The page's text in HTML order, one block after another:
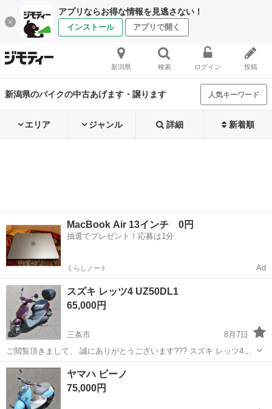
アプリならお得な情報を見逃さない！
インストール アプリで開く
新潟県 検索 ログイン 投稿
新潟県のバイクの中古あげます・譲ります 人気キーワード
エリア ジャンル 詳細 新着順
MacBook Air 13インチ 0円
抽選でプレゼント！応募は1分
くらしノート Ad
スズキ レッツ4 UZ50DL1
65,000円
三条市
8月7日
ご閲覧頂きまして、 誠にありがとうございます??? スズキ レッツ4
UZ50DL1を出品致します。 状態：キックでのエンジン始動確認を致し
ました。 商品内容は、添付画像が全てであり、 現状引き渡しとな...
新潟 三条市
ヤマハ ビーノ
75,000円